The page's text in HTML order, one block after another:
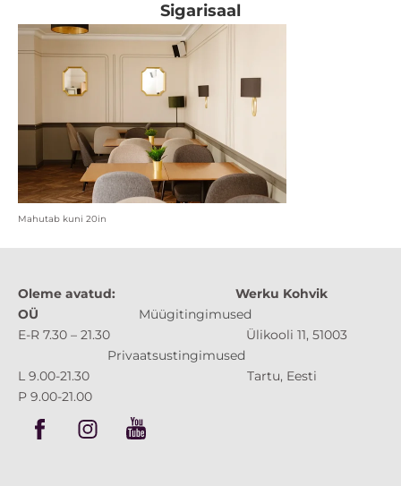
Sigarisaal
Mahutab kuni 20in
Oleme avatud:
Werku Kohvik
OÜ Müügitingimused
E-R 7.30 – 21.30 Ülikooli 11, 51003
Privaatsustingimused
L 9.00-21.30 Tartu, Eesti
P 9.00-21.00